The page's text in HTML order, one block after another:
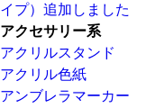
イプ）追加しました
アクセサリー系
アクリルスタンド
アクリル色紙
アンブレラマーカー